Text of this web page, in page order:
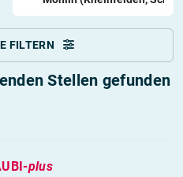
FILTERN
Stellen gefunden
plus